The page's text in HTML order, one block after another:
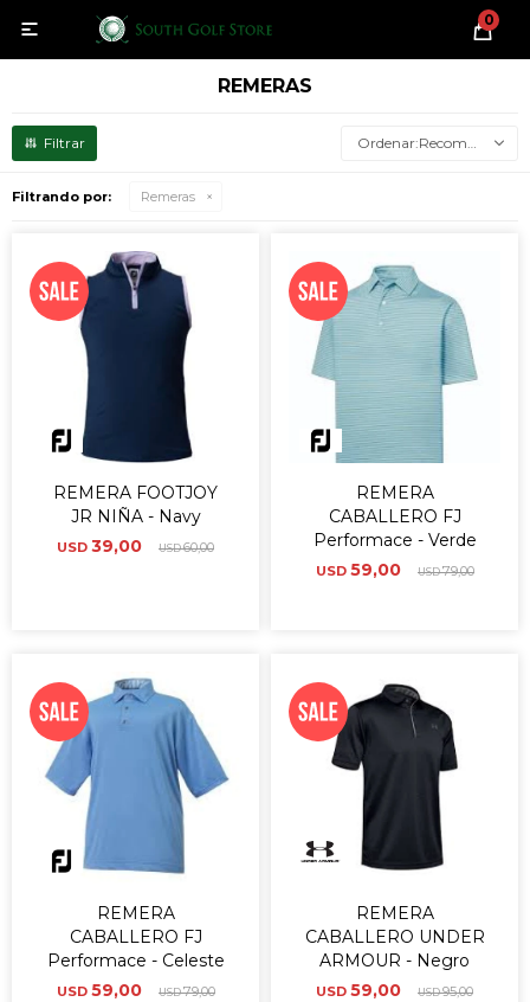
0

REMERAS
Recomendados
Filtrando por: Remeras
REMERA FOOTJOY
JR NIÑA - Navy
USD 39,00 USD60,00
REMERA
CABALLERO FJ
Performace - Verde
USD 59,00 USD79,00
REMERA
CABALLERO FJ
Performace - Celeste
USD 59,00 USD79,00
REMERA
CABALLERO UNDER
ARMOUR - Negro
USD 59,00 USD95,00